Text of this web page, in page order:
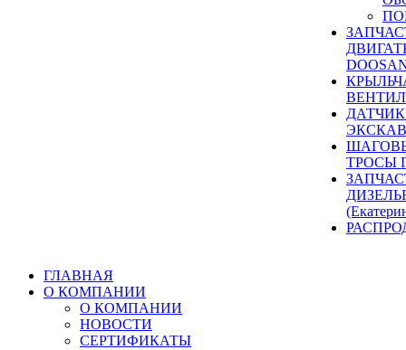
ТРОСЫ
ГЛАВНАЯ
О КОМПАНИИ
О КОМПАНИИ
НОВОСТИ
СЕРТИФИКАТЫ